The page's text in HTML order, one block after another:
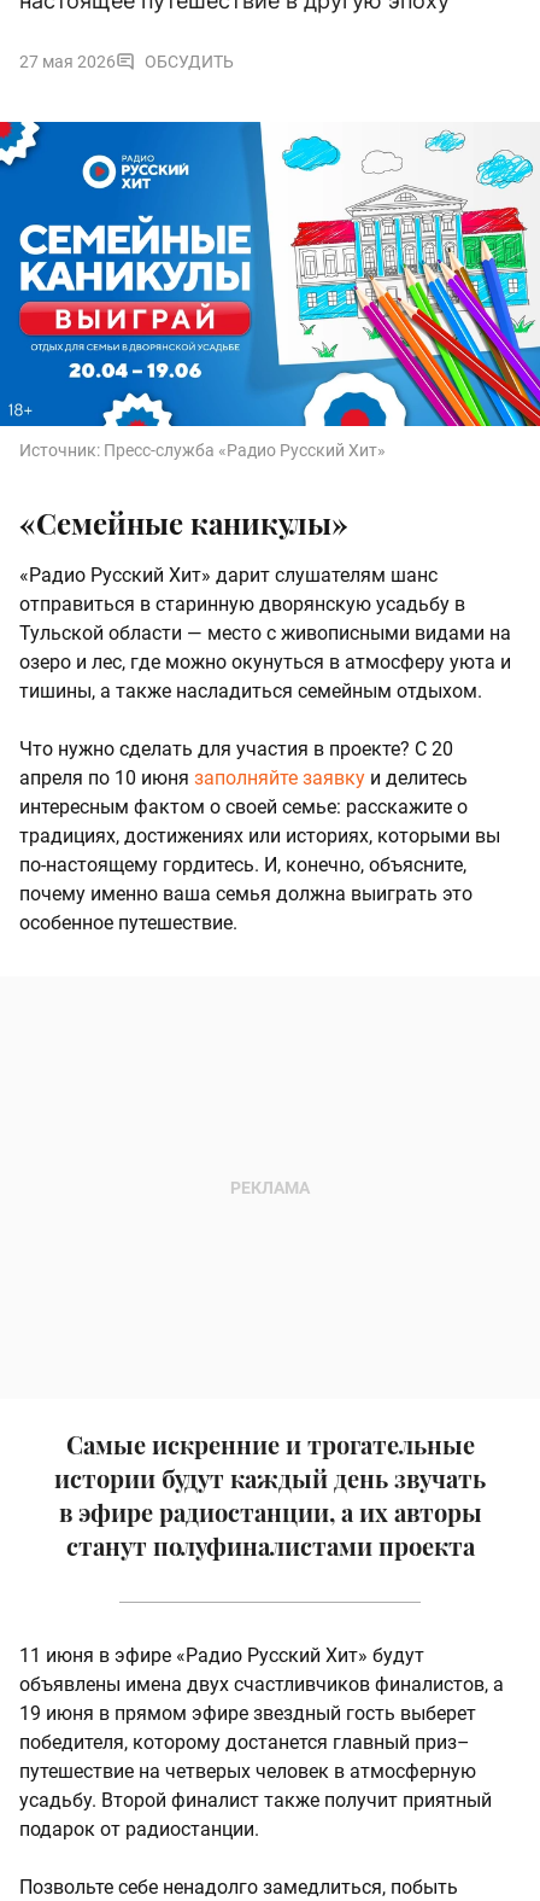
27 мая 2026 ОБСУДИТЬ
Источник: Пресс-служба «Радио Русский Хит»
«Семейные каникулы»
«Радио Русский Хит» дарит слушателям шанс
отправиться в старинную дворянскую усадьбу в
Тульской области — место с живописными видами на
озеро и лес, где можно окунуться в атмосферу уюта и
тишины, а также насладиться семейным отдыхом.
Что нужно сделать для участия в проекте? С 20
апреля по 10 июня заполняйте заявку и делитесь
интересным фактом о своей семье: расскажите о
традициях, достижениях или историях, которыми вы
по-настоящему гордитесь. И, конечно, объясните,
почему именно ваша семья должна выиграть это
особенное путешествие.
Самые искренние и трогательные
истории будут каждый день звучать
в эфире радиостанции, а их авторы
станут полуфиналистами проекта
11 июня в эфире «Радио Русский Хит» будут
объявлены имена двух счастливчиков финалистов, а
19 июня в прямом эфире звездный гость выберет
победителя, которому достанется главный приз–
путешествие на четверых человек в атмосферную
усадьбу. Второй финалист также получит приятный
подарок от радиостанции.
Позвольте себе ненадолго замедлиться, побыть